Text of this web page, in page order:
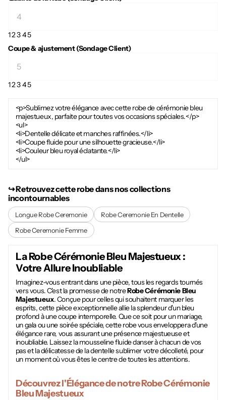
12345
Coupe & ajustement (Sondage Client)
12345
<p>Sublimez votre élégance avec cette robe de cérémonie bleu
majestueux, parfaite pour toutes vos occasions spéciales.</p>
<ul>
<li>Dentelle délicate et manches raffinées.</li>
<li>Coupe fluide pour une silhouette gracieuse.</li>
<li>Couleur bleu royal éclatante.</li>
</ul>
↪︎ Retrouvez cette robe dans nos collections
incontournables
Longue Robe Ceremonie
Robe Ceremonie En Dentelle
Robe Ceremonie Femme
LaRobe Cérémonie Bleu Majestueux :
Votre Allure Inoubliable
Imaginez-vous entrant dans une pièce, tous les regards tournés
vers vous. C'est la promesse de notreRobe Cérémonie Bleu
Majestueux. Conçue pour celles qui souhaitent marquer les
esprits, cette pièce exceptionnelle allie la splendeur d'un bleu
profond à une coupe intemporelle. Que ce soit pour un mariage,
un gala ou une soirée spéciale, cette robe vous enveloppera d'une
élégance rare, vous assurant une présence majestueuse et
inoubliable. Laissez la mousseline fluide danser à chacun de vos
pas et la délicatesse de la dentelle sublimer votre décolleté, pour
un moment où vous êtes le centre de toutes les attentions.
Découvrez l'Élégance de notreRobe Cérémonie
Bleu Majestueux